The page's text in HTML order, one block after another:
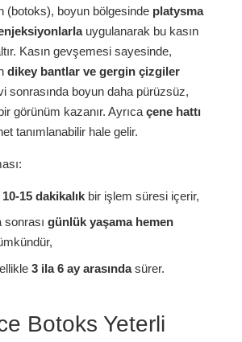
(botoks), boyun bölgesinde platysma
uygulanarak bu kasın
Kasın gevşemesi sayesinde,
dikey bantlar ve gergin çizgiler
sonrasında boyun daha pürüzsüz,
görünüm kazanır. Ayrıca çene hattı
tanımlanabilir hale gelir.
15 dakikalıkbir işlem süresi içerir,
günlük yaşama hemen
3 ila 6 ay arasındasürer.
Botoks Yeterli